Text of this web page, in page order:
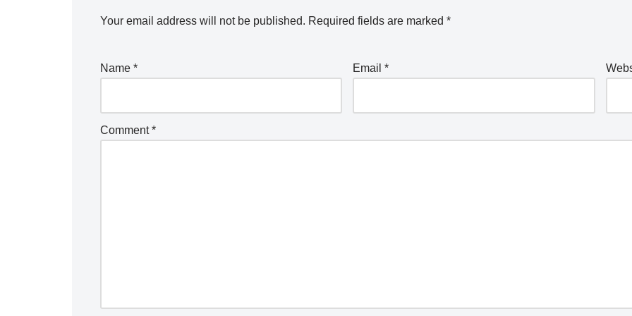
Your email address will not be published. Required fields are marked *
Name * Email*
Comment*